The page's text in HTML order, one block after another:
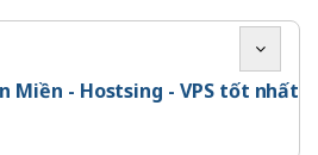
Miền - Hostsing - VPS tốt nhất